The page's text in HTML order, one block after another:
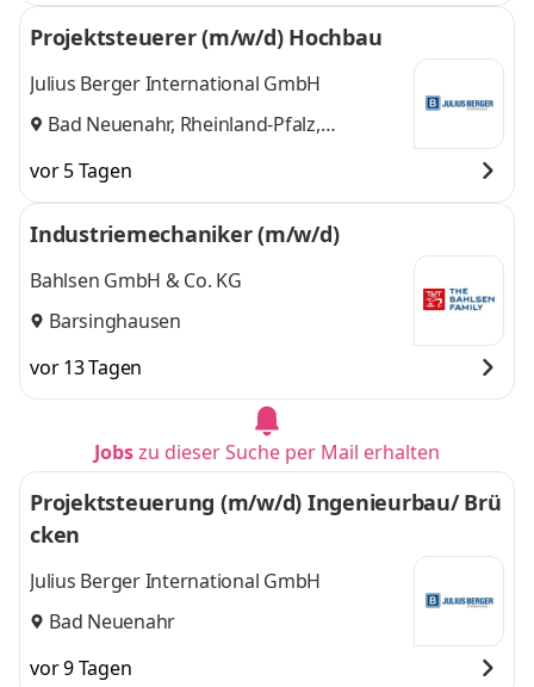
Projektsteuerer (m/w/d) Hochbau
Julius Berger International GmbH
Bad Neuenahr, Rheinland-Pfalz,
vor 5 Tagen
Industriemechaniker (m/w/d)
Bahlsen GmbH & Co. KG
Barsinghausen
vor 13 Tagen
Jobszu dieser Suche per Mail erhalten
Projektsteuerung (m/w/d) Ingenieurbau/ Brü
cken
Julius Berger International GmbH
Bad Neuenahr
vor 9 Tagen